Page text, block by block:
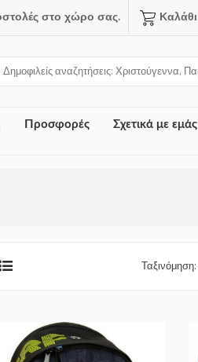
στο χώρο σας. Καλάθι
Προσφορές Σχετικά με εμάς
Ταξινόμηση: